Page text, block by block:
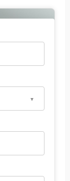
ремонт
и
ремонтом